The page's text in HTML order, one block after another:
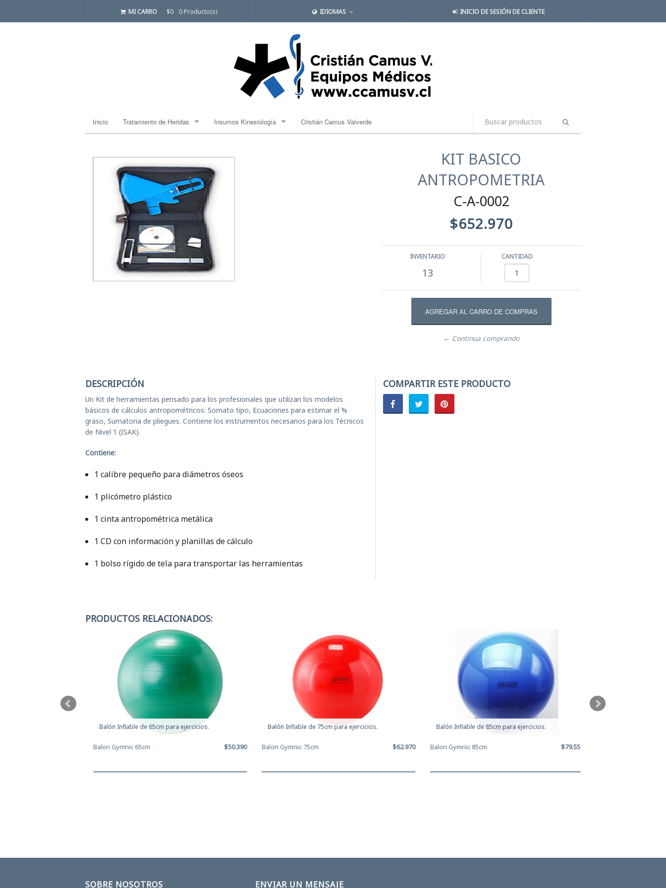
MI CARRO $0 0 Producto(s) IDIOMAS INICIO DE SESIÓN DE CLIENTE
Inicio Tratamiento de Heridas Insumos Kinesiología
Bandas Elásticas
Electrodos
Gel
Cristián Camus Valverde
KIT BASICO
ANTROPOMETRIA
C-A-0002
$652.970
INVENTARIO
13
CANTIDAD
← Continua comprando
DESCRIPCIÓN
Un Kit de herramientas pensado para los profesionales que utilizan los modelos
básicos de cálculos antropométricos: Somato tipo, Ecuaciones para estimar el %
graso, Sumatoria de pliegues. Contiene los instrumentos necesarios para los Técnicos
de Nivel 1 (ISAK).
Contiene:
1 calibre pequeño para diámetros óseos
1 plicómetro plástico
1 cinta antropométrica metálica
1 CD con información y planillas de cálculo
1 bolso rígido de tela para transportar las herramientas
COMPARTIR ESTE PRODUCTO
PRODUCTOS RELACIONADOS:
Balón Inflable de 65cm para ejercicios.
Balon Gymnic 65cm $50.390
Balón Inflable de 75cm para ejercicios.
Balon Gymnic 75cm $62.970
Balón Inflable de 85cm para ejercicios.
Balon Gymnic 85cm $79.550
SOBRE NOSOTROS ENVIAR UN MENSAJE